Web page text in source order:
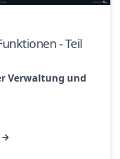
- Teil
Verwaltung und